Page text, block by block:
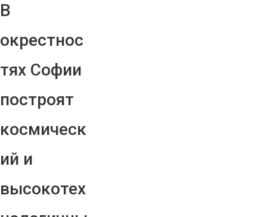
В
окрестнос
тях Софии
построят
космическ
ий и
высокотех